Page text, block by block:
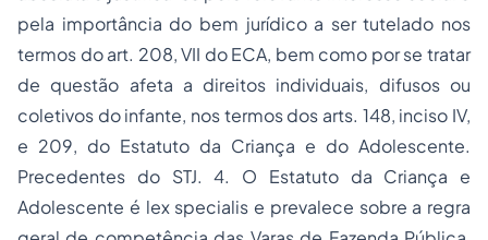
pela importância do bem jurídico a ser tutelado nos
termos do art. 208, VII do ECA, bem como por se tratar
de questão afeta a direitos individuais, difusos ou
coletivos do infante, nos termos dos arts. 148, inciso IV,
e 209, do Estatuto da Criança e do Adolescente.
Precedentes do STJ. 4. O Estatuto da Criança e
Adolescente é lex specialis e prevalece sobre a regra